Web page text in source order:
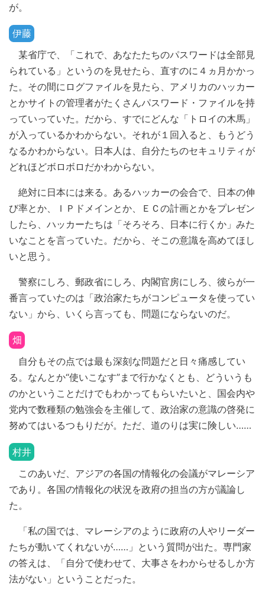
が。
伊藤
某省庁で、「これで、あなたたちのパスワードは全部見
られている」というのを見せたら、直すのに４ヵ月かかっ
た。その間にログファイルを見たら、アメリカのハッカー
とかサイトの管理者がたくさんパスワード・ファイルを持
っていっていた。だから、すでにどんな「トロイの木馬」
が入っているかわからない。それが１回入ると、もうどう
なるかわからない。日本人は、自分たちのセキュリティが
どれほどボロボロだかわからない。
絶対に日本には来る。あるハッカーの会合で、日本の伸
び率とか、ＩＰドメインとか、ＥＣの計画とかをプレゼン
したら、ハッカーたちは「そろそろ、日本に行くか」みた
いなことを言っていた。だから、そこの意識を高めてほし
いと思う。
警察にしろ、郵政省にしろ、内閣官房にしろ、彼らが一
番言っていたのは「政治家たちがコンピュータを使ってい
ない」から、いくら言っても、問題にならないのだ。
畑
自分もその点では最も深刻な問題だと日々痛感してい
る。なんとか“使いこなす”まで行かなくとも、どういうも
のかということだけでもわかってもらいたいと、国会内や
党内で数種類の勉強会を主催して、政治家の意識の啓発に
努めてはいるつもりだが。ただ、道のりは実に険しい……
村井
このあいだ、アジアの各国の情報化の会議がマレーシア
であり。各国の情報化の状況を政府の担当の方が議論し
た。
「私の国では、マレーシアのように政府の人やリーダー
たちが動いてくれないが……」という質問が出た。専門家
の答えは、「自分で使わせて、大事さをわからせるしか方
法がない」ということだった。